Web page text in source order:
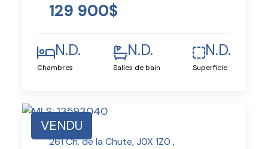
129 900$
N.D.
Chambres
N.D.
Salles de bain
N.D.
Superficie
VENDU
261 Ch. de la Chute, J0X 1Z0 ,